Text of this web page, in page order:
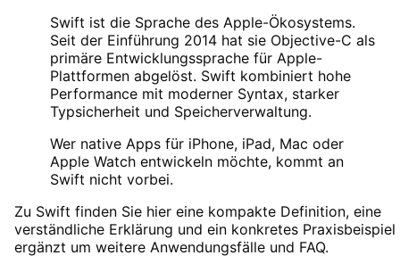
Swift ist die Sprache des Apple-Ökosystems.
Seit der Einführung 2014 hat sie Objective-C als
primäre Entwicklungssprache für Apple-
Plattformen abgelöst. Swift kombiniert hohe
Performance mit moderner Syntax, starker
Typsicherheit und Speicherverwaltung.
Wer native Apps für iPhone, iPad, Mac oder
Apple Watch entwickeln möchte, kommt an
Swift nicht vorbei.
Zu Swift finden Sie hier eine kompakte Definition, eine
verständliche Erklärung und ein konkretes Praxisbeispiel
ergänzt um weitere Anwendungsfälle und FAQ.